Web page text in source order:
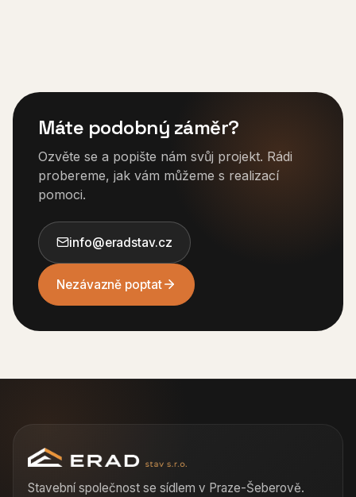
Máte podobný záměr?
Ozvěte se a popište nám svůj projekt. Rádi
probereme, jak vám můžeme s realizací
pomoci.
info@eradstav.cz
Nezávazně poptat
Stavební společnost se sídlem v Praze-Šeberově.